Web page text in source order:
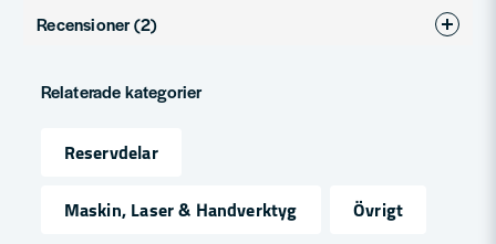
question
Fråga oss något om denna produkten...
nameNamn
Recensioner (2)
Artur
Anonym
Relaterade kategorier
Reservdelar
Maskin, Laser & Handverktyg
Övrigt